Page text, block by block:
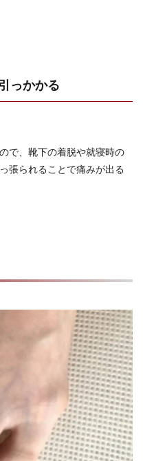
っかかる
で、靴下の着脱や就寝時の
張られることで痛みが出る